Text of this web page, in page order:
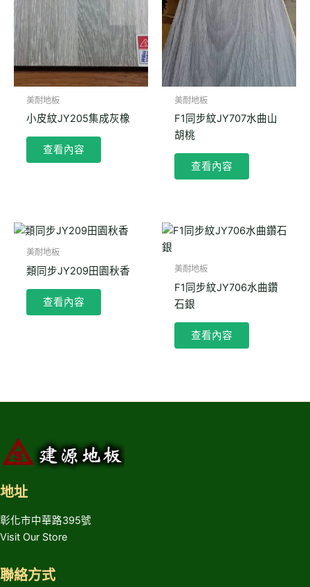
美耐地板
小皮紋JY205集成灰橡
查看內容
美耐地板
F1同步紋JY707水曲山
胡桃
查看內容
美耐地板
類同步JY209田園秋香
查看內容
美耐地板
F1同步紋JY706水曲鑽
石銀
查看內容
地址
彰化市中華路395號
Visit Our Store
聯絡方式